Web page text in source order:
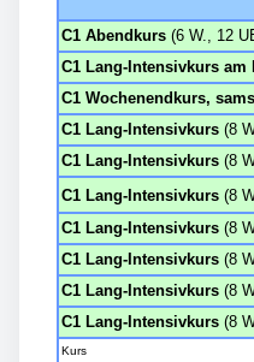
C1 Abendkurs (6 W., 12
C1 Lang-Intensivkurs am
C1 Wochenendkurs,
C1 Lang-Intensivkurs (8
C1 Lang-Intensivkurs (8
C1 Lang-Intensivkurs (8
C1 Lang-Intensivkurs (8
C1 Lang-Intensivkurs (8
C1 Lang-Intensivkurs (8
C1 Lang-Intensivkurs (8
Kurs